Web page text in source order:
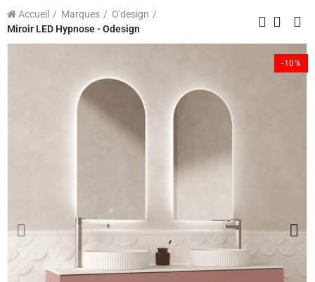
Accueil Marques
O'design
Miroir LED Hypnose - Odesign
-10%